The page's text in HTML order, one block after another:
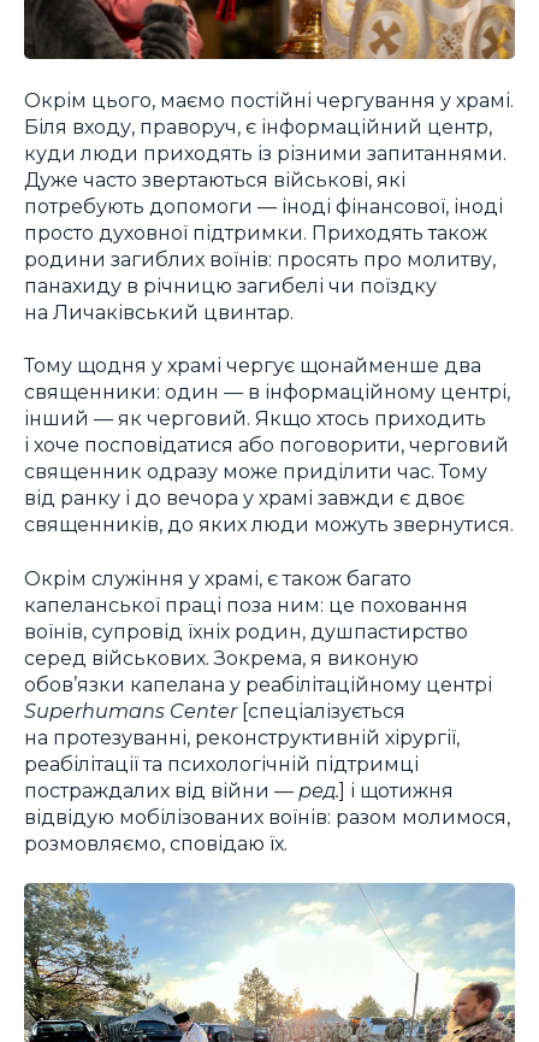
Окрім цього, маємо постійні чергування у храмі.
Біля входу, праворуч, є інформаційний центр,
куди люди приходять із різними запитаннями.
Дуже часто звертаються військові, які
потребують допомоги — іноді фінансової, іноді
просто духовної підтримки. Приходять також
родини загиблих воїнів: просять про молитву,
панахиду в річницю загибелі чи поїздку
на Личаківський цвинтар.
Тому щодня у храмі чергує щонайменше два
священники: один — в інформаційному центрі,
інший — як черговий. Якщо хтось приходить
і хоче посповідатися або поговорити, черговий
священник одразу може приділити час. Тому
від ранку і до вечора у храмі завжди є двоє
священників, до яких люди можуть звернутися.
Окрім служіння у храмі, є також багато
капеланської праці поза ним: це поховання
воїнів, супровід їхніх родин, душпастирство
серед військових. Зокрема, я виконую
обов’язки капелана у реабілітаційному центрі
Superhumans Center[спеціалізується
на протезуванні, реконструктивній хірургії,
реабілітації та психологічній підтримці
постраждалих від війни — ред.] і щотижня
відвідую мобілізованих воїнів: разом молимося,
розмовляємо, сповідаю їх.